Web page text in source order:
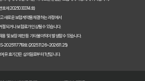
호 제2025030014호)
새로운 보험계약을 체결하는 과정에서
되거나 보험료가 인상될 수 있습니다.
및 보장 제한 등 기타 불이익이 발생할 수 있습니다.
2025117719호 (2025.11.26~2026.11.25)
, 유효기간은 심의일로부터 1년입니다.